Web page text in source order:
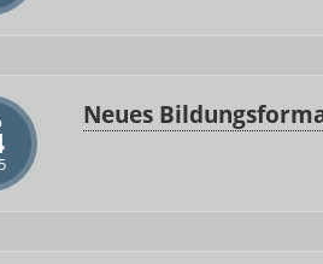
Neues